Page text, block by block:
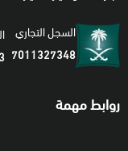
9000 — 1995–1997
9-5 — 1999–2003
— 2001–2005
السجل التجاري
7011327348
روابط مهمة